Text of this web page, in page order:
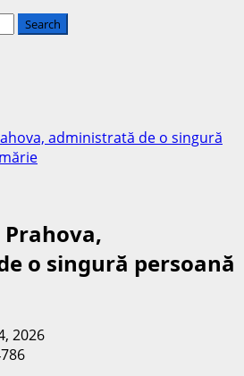
administrată de o singură
o singură persoană
2026